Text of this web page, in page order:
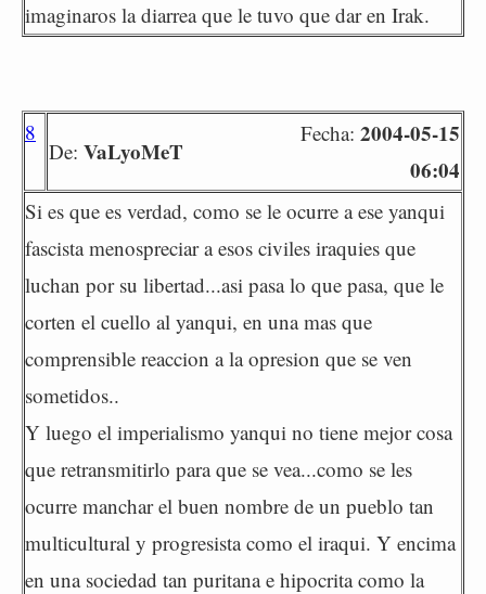
imaginaros la diarrea que le tuvo que dar en Irak.
8
De: VaLyoMeT
Fecha: 2004-05-15
06:04
Si es que es verdad, como se le ocurre a ese yanqui
fascista menospreciar a esos civiles iraquies que
luchan por su libertad...asi pasa lo que pasa, que le
corten el cuello al yanqui, en una mas que
comprensible reaccion a la opresion que se ven
sometidos..
Y luego el imperialismo yanqui no tiene mejor cosa
que retransmitirlo para que se vea...como se les
ocurre manchar el buen nombre de un pueblo tan
multicultural y progresista como el iraqui. Y encima
en una sociedad tan puritana e hipocrita como la